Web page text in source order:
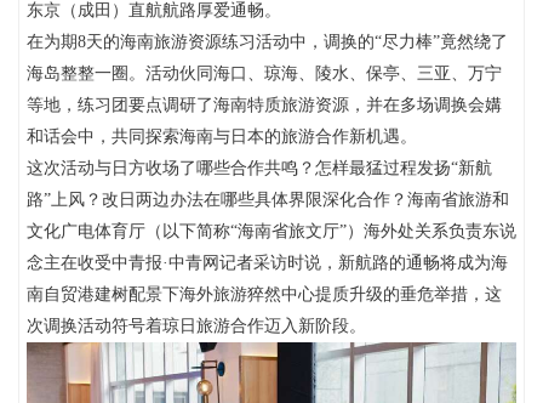
东京（成田）直航航路厚爱通畅。
在为期8天的海南旅游资源练习活动中，调换的“尽力棒”竟然绕了
海岛整整一圈。活动伙同海口、琼海、陵水、保亭、三亚、万宁
等地，练习团要点调研了海南特质旅游资源，并在多场调换会媾
和话会中，共同探索海南与日本的旅游合作新机遇。
这次活动与日方收场了哪些合作共鸣？怎样最猛过程发扬“新航
路”上风？改日两边办法在哪些具体界限深化合作？海南省旅游和
文化广电体育厅（以下简称“海南省旅文厅”）海外处关系负责东说
念主在收受中青报·中青网记者采访时说，新航路的通畅将成为海
南自贸港建树配景下海外旅游猝然中心提质升级的垂危举措，这
次调换活动符号着琼日旅游合作迈入新阶段。